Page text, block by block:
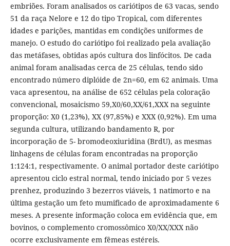
embriões. Foram analisados os cariótipos de 63 vacas, sendo
51 da raça Nelore e 12 do tipo Tropical, com diferentes
idades e parições, mantidas em condições uniformes de
manejo. O estudo do cariótipo foi realizado pela avaliação
das metáfases, obtidas após cultura dos linfócitos. De cada
animal foram analisadas cerca de 25 células, tendo sido
encontrado número diplóide de 2n=60, em 62 animais. Uma
vaca apresentou, na análise de 652 células pela coloração
convencional, mosaicismo 59,X0/60,XX/61,XXX na seguinte
proporção: X0 (1,23%), XX (97,85%) e XXX (0,92%). Em uma
segunda cultura, utilizando bandamento R, por
incorporação de 5- bromodeoxiuridina (BrdU), as mesmas
linhagens de células foram encontradas na proporção
1:124:1, respectivamente. O animal portador deste cariótipo
apresentou ciclo estral normal, tendo iniciado por 5 vezes
prenhez, produzindo 3 bezerros viáveis, 1 natimorto e na
última gestação um feto mumificado de aproximadamente 6
meses. A presente informação coloca em evidência que, em
bovinos, o complemento cromossômico X0/XX/XXX não
ocorre exclusivamente em fêmeas estéreis.